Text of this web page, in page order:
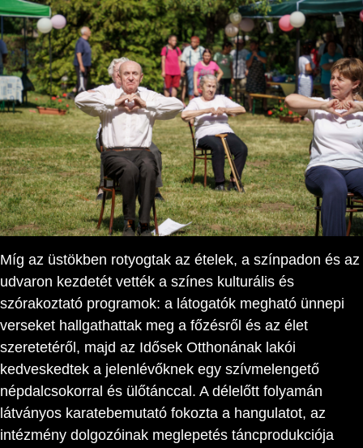
Míg az üstökben rotyogtak az ételek, a színpadon és az
udvaron kezdetét vették a színes kulturális és
szórakoztató programok: a látogatók megható ünnepi
verseket hallgathattak meg a főzésről és az élet
szeretetéről, majd az Idősek Otthonának lakói
kedveskedtek a jelenlévőknek egy szívmelengető
népdalcsokorral és ülőtánccal. A délelőtt folyamán
látványos karatebemutató fokozta a hangulatot, az
intézmény dolgozóinak meglepetés táncprodukciója